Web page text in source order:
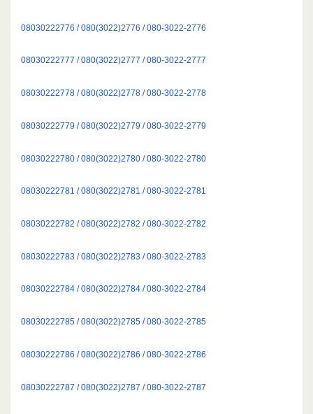
08030222776 / 080(3022)2776 / 080-3022-2776
08030222777 / 080(3022)2777 / 080-3022-2777
08030222778 / 080(3022)2778 / 080-3022-2778
08030222779 / 080(3022)2779 / 080-3022-2779
08030222780 / 080(3022)2780 / 080-3022-2780
08030222781 / 080(3022)2781 / 080-3022-2781
08030222782 / 080(3022)2782 / 080-3022-2782
08030222783 / 080(3022)2783 / 080-3022-2783
08030222784 / 080(3022)2784 / 080-3022-2784
08030222785 / 080(3022)2785 / 080-3022-2785
08030222786 / 080(3022)2786 / 080-3022-2786
08030222787 / 080(3022)2787 / 080-3022-2787